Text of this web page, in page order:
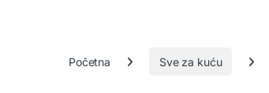
Početna Sve za kuću